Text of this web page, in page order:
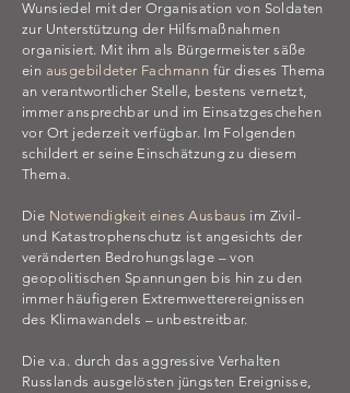
Wunsiedel mit der Organisation von Soldaten
zur Unterstützung der Hilfsmaßnahmen
organisiert. Mit ihm als Bürgermeister säße
ein ausgebildeter Fachmann für dieses Thema
an verantwortlicher Stelle, bestens vernetzt,
immer ansprechbar und im Einsatzgeschehen
vor Ort jederzeit verfügbar. Im Folgenden
schildert er seine Einschätzung zu diesem
Thema.
Die Notwendigkeit eines Ausbaus im Zivil-
und Katastrophenschutz ist angesichts der
veränderten Bedrohungslage – von
geopolitischen Spannungen bis hin zu den
immer häufigeren Extremwetterereignissen
des Klimawandels – unbestreitbar.
Die v.a. durch das aggressive Verhalten
Russlands ausgelösten jüngsten Ereignisse,